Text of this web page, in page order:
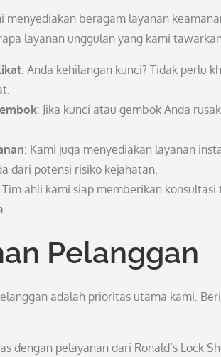
menyediakan beragam layanan
layanan unggulan yang kami
: Anda kehilangan kunci? Tidak perlu
: Jika kunci atau gembok Anda
: Kami juga menyediakan layanan
dari potensi risiko kejahatan.
Tim ahli kami siap memberikan
Pelanggan
adalah prioritas utama kami.
dengan pelayanan dari Ronald’s Lock